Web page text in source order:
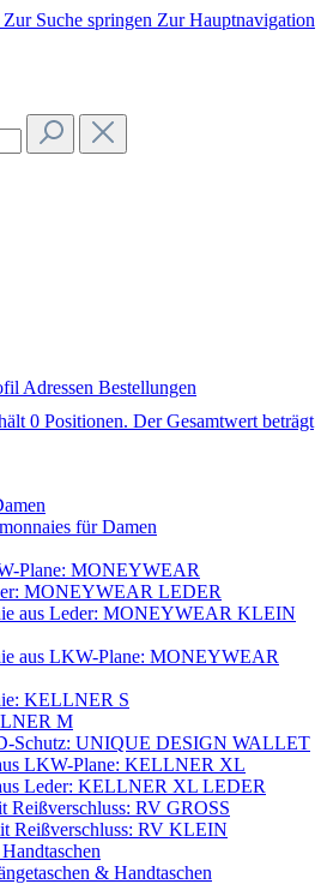
Zur Suche springen Zur Hauptnavigation
Adressen Bestellungen
0 Positionen. Der Gesamtwert beträgt
für Damen
Plane: MONEYWEAR
MONEYWEAR LEDER
aus Leder: MONEYWEAR KLEIN
aus LKW-Plane: MONEYWEAR
KELLNER S
M
Schutz: UNIQUE DESIGN WALLET
LKW-Plane: KELLNER XL
Leder: KELLNER XL LEDER
Reißverschluss: RV GROSS
Reißverschluss: RV KLEIN
& Handtaschen